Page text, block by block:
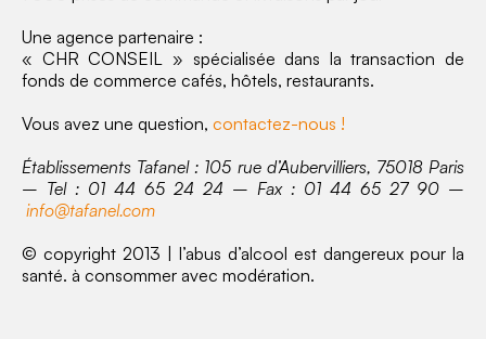
Une agence partenaire :
« CHR CONSEIL » spécialisée dans la transaction de
fonds de commerce cafés, hôtels, restaurants.
Vous avez une question, contactez-nous !
Établissements Tafanel : 105 rue d’Aubervilliers, 75018 Paris
– Tel : 01 44 65 24 24 – Fax : 01 44 65 27 90 –
info@tafanel.com
© copyright 2013 | l’abus d’alcool est dangereux pour la
santé. à consommer avec modération.